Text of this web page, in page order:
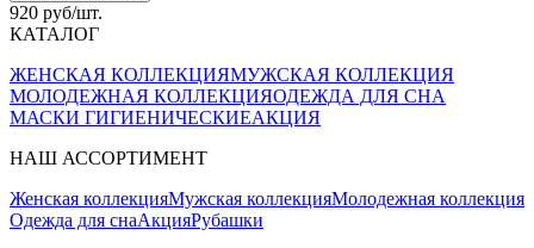
920 руб/шт.
КАТАЛОГ
ЖЕНСКАЯ КОЛЛЕКЦИЯМУЖСКАЯ КОЛЛЕКЦИЯ
МОЛОДЕЖНАЯ КОЛЛЕКЦИЯОДЕЖДА ДЛЯ СНА
МАСКИ ГИГИЕНИЧЕСКИЕАКЦИЯ
НАШ АССОРТИМЕНТ
Женская коллекцияМужская коллекцияМолодежная коллекция
Одежда для снаАкцияРубашки